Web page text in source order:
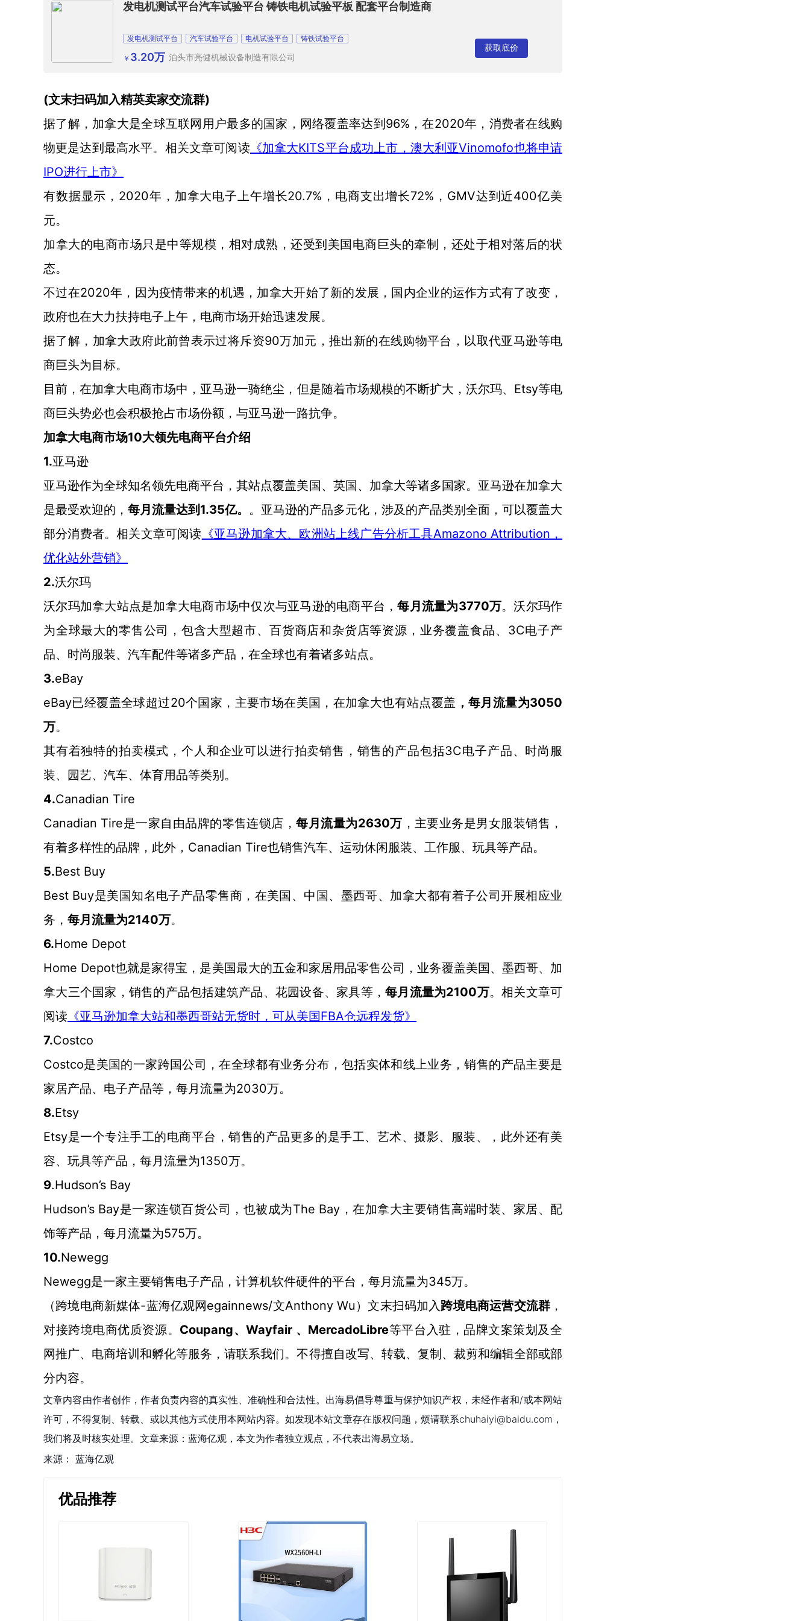
发电机测试平台汽车试验平台 铸铁电机试验平板 配套平台制造商
发电机测试平台 汽车试验平台 电机试验平台 铸铁试验平台
￥ 3.20万 泊头市亮健机械设备制造有限公司
获取底价
(文末扫码加入精英卖家交流群)
据了解，加拿大是全球互联网用户最多的国家，网络覆盖率达到 96%，在2020年，消费者在线购
物更是达到最高水平。相关文章可阅读 《加拿大KITS平台成功上市，澳大利亚Vinomofo也将申请
IPO进行上市》
有数据显示， 2020年，加拿大电子上午增长20.7%，电商支出增长72%，GMV达到近400亿美
元。
加拿大的电商市场只是中等规模，相对成熟，还受到美国电商巨头的牵制，还处于相对落后的状
态。
不过在2020年，因为疫情带来的机遇，加拿大开始了新的发展，国内企业的运作方式有了改变，
政府也在大力扶持电子上午，电商市场开始迅速发展。
据了解，加拿大政府此前曾表示过将斥资90万加元，推出新的在线购物平台，以取代亚马逊等电
商巨头为目标。
目前，在加拿大电商市场中，亚马逊一骑绝尘，但是随着市场规模的不断扩大，沃尔玛、 Etsy等电
商巨头势必也会积极抢占市场份额，与亚马逊一路抗争。
加拿大电商市场10大领先电商平台介绍
1.亚马逊
亚马逊作为全球知名领先电商平台，其站点覆盖美国、英国、加拿大等诸多国家。亚马逊在加拿大
是最受欢迎的， 每月流量达到 1.35亿。
。亚马逊的产品多元化，涉及的产品类别全面，可以覆盖大
部分消费者。相关文章可阅读 《亚马逊加拿大、欧洲站上线广告分析工具Amazono Attribution，
优化站外营销》
2.沃尔玛
沃尔玛加拿大站点是加拿大电商市场中仅次与亚马逊的电商平台，每月流量为3770万。沃尔玛作
为全球最大的零售公司，包含大型超市、百货商店和杂货店等资源，业务覆盖食品、 3C电子产
品、时尚服装、汽车配件等诸多产品，在全球也有着诸多站点。
3.eBay
eBay已经覆盖全球超过20个国家，主要市场在美国，在加拿大也有站点覆盖 ，每月流量为3050
万。
其有着独特的拍卖模式，个人和企业可以进行拍卖销售，销售的产品包括3C电子产品、时尚服
装、园艺、汽车、体育用品等类别。
4.Canadian Tire
Canadian Tire是一家自由品牌的零售连锁店，每月流量为2630万 ，主要业务是男女服装销售，
有着多样性的品牌，此外， Canadian Tire也销售汽车、运动休闲服装、工作服、玩具等产品。
5.Best Buy
Best Buy是美国知名电子产品零售商，在美国、中国、墨西哥、加拿大都有着子公司开展相应业
务， 每月流量为2140万。
6.Home Depot
Home Depot也就是家得宝，是美国最大的五金和家居用品零售公司，业务覆盖美国、墨西哥、加
拿大三个国家，销售的产品包括建筑产品、花园设备、家具等， 每月流量为2100万。相关文章可
阅读 《亚马逊加拿大站和墨西哥站无货时，可从美国FBA仓远程发货》
7.Costco
Costco是美国的一家跨国公司，在全球都有业务分布，包括实体和线上业务，销售的产品主要是
家居产品、电子产品等，每月流量为2030万。
8.Etsy
Etsy是一个专注手工的电商平台，销售的产品更多的是手工、艺术、摄影、服装、，此外还有美
容、玩具等产品，每月流量为1350万。
9.Hudson’s Bay
Hudson’s Bay是一家连锁百货公司，也被成为The Bay，在加拿大主要销售高端时装、家居、配
饰等产品，每月流量为575万。
10.Newegg
Newegg是一家主要销售电子产品，计算机软件硬件的平台，每月流量为345万。
（跨境电商新媒体-蓝海亿观网egainnews/文Anthony Wu ）文末扫码加入 跨境电商运营交流群 ，
对接跨境电商优质资源。 Coupang、Wayfair 、MercadoLibre等平台入驻，品牌文案策划及全
网推广、电商培训和孵化等服务，请联系我们。不得擅自改写、转载、复制、裁剪和编辑全部或部
分内容。
文章内容由作者创作，作者负责内容的真实性、准确性和合法性。出海易倡导尊重与保护知识产权，未经作者和/或本网站
许可，不得复制、转载、或以其他方式使用本网站内容。如发现本站文章存在版权问题，烦请联系chuhaiyi@baidu.com，
我们将及时核实处理。文章来源：蓝海亿观，本文为作者独立观点，不代表出海易立场。
来源： 蓝海亿观
优品推荐